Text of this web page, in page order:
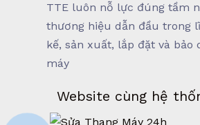
TTE luôn nỗ lực đúng tầm
thương hiệu dẫn đầu trong
kế, sản xuất, lắp đặt và bảo
máy
Website cùng hệ